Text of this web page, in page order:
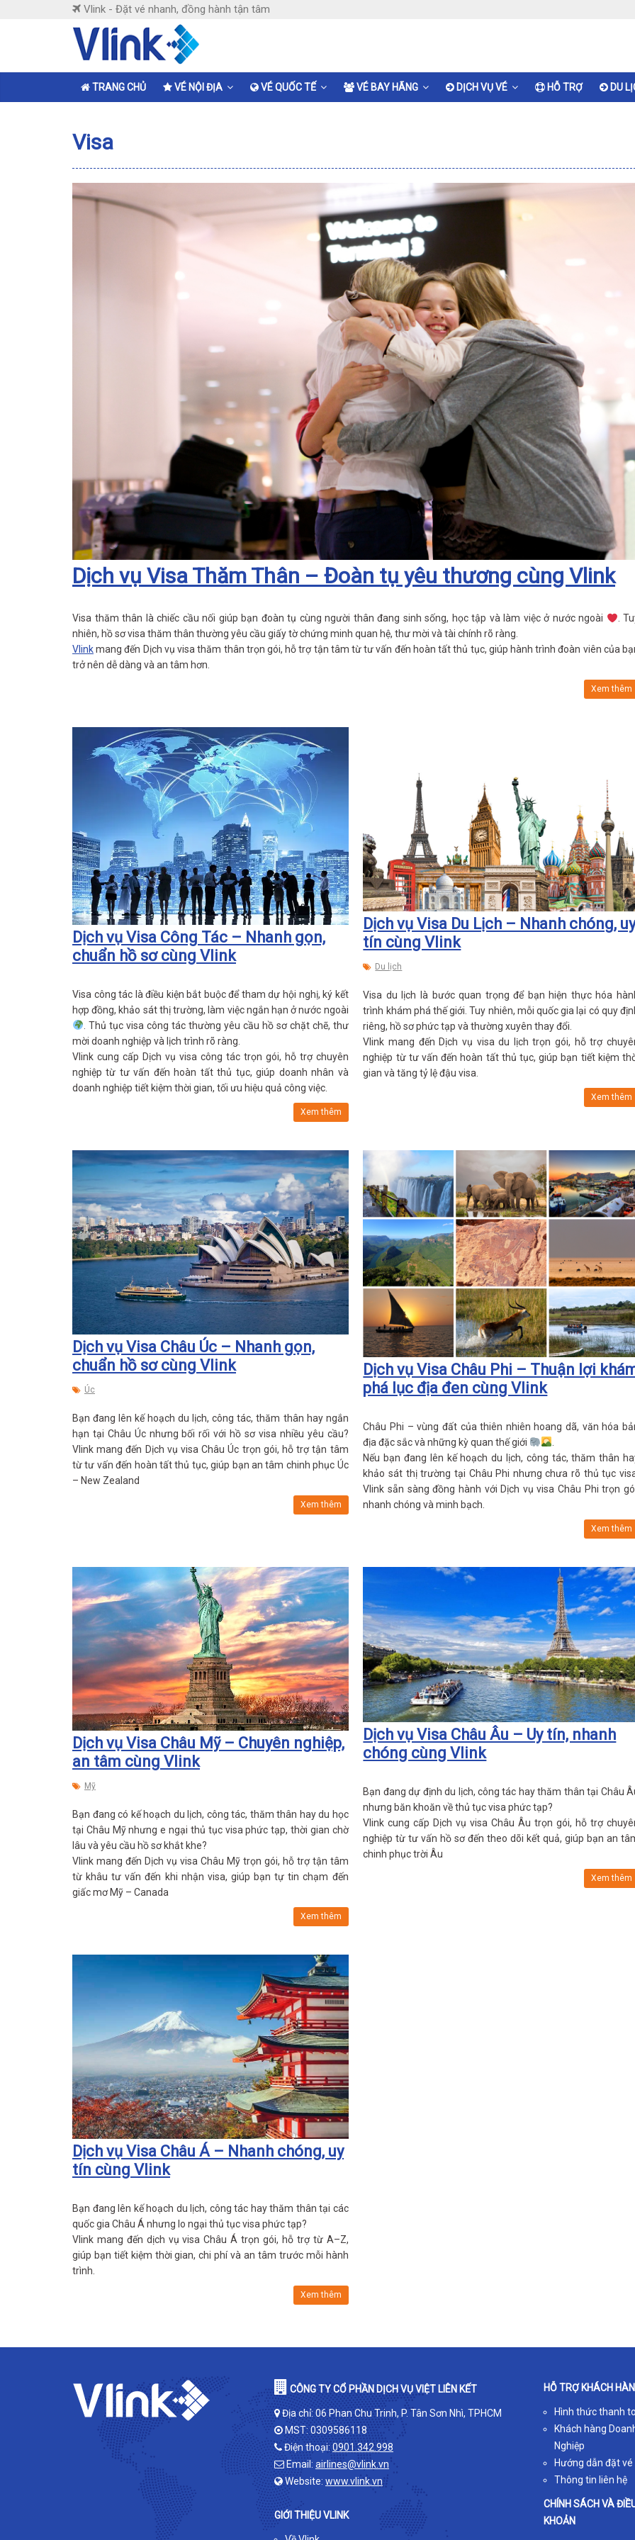
Vlink - Đặt vé nhanh, đồng hành tận tâm
Vlink
Đặt
vé
đồng
tận
TRANG CHỦ VÉ NỘI ĐỊA VÉ QUỐC TẾ VÉ BAY HÃNG DỊCH VỤ VÉ HỖ TRỢ DU
Visa
Dịch vụ Visa Thăm Thân – Đoàn tụ yêu thương cùng Vlink
Visa thăm thân là chiếc cầu nối giúp bạn đoàn tụ cùng người thân đang sinh sống, học tập và làm việc ở nước ngoài
.
nhiên, hồ sơ visa thăm thân thường yêu cầu giấy tờ chứng minh quan hệ, thư mời và tài chính rõ ràng.
Vlinkmang đến Dịch vụ visa thăm thân trọn gói, hỗ trợ tận tâm từ tư vấn đến hoàn tất thủ tục, giúp hành trình đoàn viên của
trở nên dễ dàng và an tâm hơn.
Xem thêm
Dịch vụ Visa Công Tác – Nhanh gọn,
chuẩn hồ sơ cùng Vlink
Visa công tác là điều kiện bắt buộc để tham dự hội nghị, ký kết
hợp đồng, khảo sát thị trường, làm việc ngắn hạn ở nước ngoài
. Thủ tục visa công tác thường yêu cầu hồ sơ chặt chẽ, thư
mời doanh nghiệp và lịch trình rõ ràng.
Vlink cung cấp Dịch vụ visa công tác trọn gói, hỗ trợ chuyên
nghiệp từ tư vấn đến hoàn tất thủ tục, giúp doanh nhân và
doanh nghiệp tiết kiệm thời gian, tối ưu hiệu quả công việc.
Xem thêm
Dịch vụ Visa Du Lịch – Nhanh chóng,
tín cùng Vlink
Du lịch
Visa du lịch là bước quan trọng để bạn hiện thực hóa
trình khám phá thế giới. Tuy nhiên, mỗi quốc gia lại có quy
riêng, hồ sơ phức tạp và thường xuyên thay đổi.
Vlink mang đến Dịch vụ visa du lịch trọn gói, hỗ trợ
nghiệp từ tư vấn đến hoàn tất thủ tục, giúp bạn tiết kiệm
gian và tăng tỷ lệ đậu visa.
Xem thêm
Dịch vụ Visa Châu Úc – Nhanh gọn,
chuẩn hồ sơ cùng Vlink
Úc
Bạn đang lên kế hoạch du lịch, công tác, thăm thân hay ngắn
hạn tại Châu Úc nhưng bối rối với hồ sơ visa nhiều yêu cầu?
Vlink mang đến Dịch vụ visa Châu Úc trọn gói, hỗ trợ tận tâm
từ tư vấn đến hoàn tất thủ tục, giúp bạn an tâm chinh phục Úc
– New Zealand
Xem thêm
Dịch vụ Visa Châu Phi – Thuận lợi
phá lục địa đen cùng Vlink
Châu Phi – vùng đất của thiên nhiên hoang dã, văn hóa
địa đặc sắc và những kỳ quan thế giới
Nếu bạn đang lên kế hoạch du lịch, công tác, thăm thân
khảo sát thị trường tại Châu Phi nhưng chưa rõ thủ tục
Vlink sẵn sàng đồng hành với Dịch vụ visa Châu Phi trọn
nhanh chóng và minh bạch.
Xem thêm
Dịch vụ Visa Châu Mỹ – Chuyên nghiệp,
an tâm cùng Vlink
Mỹ
Bạn đang có kế hoạch du lịch, công tác, thăm thân hay du học
tại Châu Mỹ nhưng e ngại thủ tục visa phức tạp, thời gian chờ
lâu và yêu cầu hồ sơ khắt khe?
Vlink mang đến Dịch vụ visa Châu Mỹ trọn gói, hỗ trợ tận tâm
từ khâu tư vấn đến khi nhận visa, giúp bạn tự tin chạm đến
giấc mơ Mỹ – Canada
Xem thêm
Dịch vụ Visa Châu Âu – Uy tín, nhanh
chóng cùng Vlink
Bạn đang dự định du lịch, công tác hay thăm thân tại Châu
nhưng băn khoăn về thủ tục visa phức tạp?
Vlink cung cấp Dịch vụ visa Châu Âu trọn gói, hỗ trợ
nghiệp từ tư vấn hồ sơ đến theo dõi kết quả, giúp bạn an
chinh phục trời Âu
Xem thêm
Dịch vụ Visa Châu Á – Nhanh chóng, uy
tín cùng Vlink
Bạn đang lên kế hoạch du lịch, công tác hay thăm thân tại các
quốc gia Châu Á nhưng lo ngại thủ tục visa phức tạp?
Vlink mang đến dịch vụ visa Châu Á trọn gói, hỗ trợ từ A–Z,
giúp bạn tiết kiệm thời gian, chi phí và an tâm trước mỗi hành
trình.
Xem thêm
CÔNG TY CỔ PHẦN DỊCH VỤ VIỆT LIÊN KẾT
Địa chỉ: 06 Phan Chu Trinh, P. Tân Sơn Nhì, TPHCM
MST: 0309586118
Điện thoại: 0901.342.998
Email: airlines@vlink.vn
Website: www.vlink.vn
GIỚI THIỆU VLINK
HỖ TRỢ KHÁCH
Hình thức thanh
Khách hàng
Nghiệp
Hướng dẫn đặt vé
Thông tin liên hệ
CHÍNH SÁCH VÀ
KHOẢN